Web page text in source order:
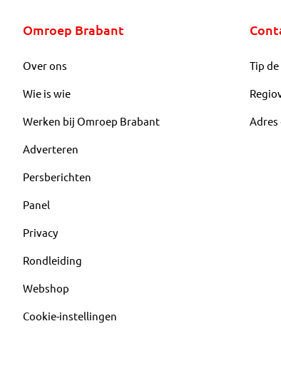
Omroep Brabant
Over ons
Wie is wie
Werken bij Omroep Brabant
Adverteren
Persberichten
Panel
Privacy
Rondleiding
Webshop
Cookie-instellingen
Tip
Adres